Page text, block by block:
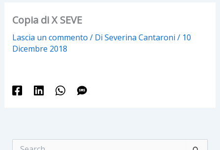
Copia di X SEVE
Lascia un commento / Di Severina Cantaroni / 10
Dicembre 2018